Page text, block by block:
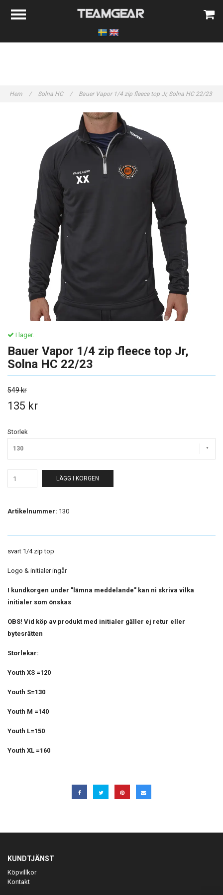
Hem / Solna HC / Bauer Vapor 1/4 zip fleece top Jr, Solna HC 22/23
I lager.
Bauer Vapor 1/4 zip fleece top Jr,
Solna HC 22/23
549 kr
135 kr
Storlek
130
LÄGG I KORGEN
Artikelnummer: 130
svart 1/4 zip top
Logo & initialer ingår
I kundkorgen under "lämna meddelande" kan ni skriva vilka
initialer som önskas
OBS! Vid köp av produkt med initialer gäller ej retur eller
bytesrätten
Storlekar:
Youth XS =120
Youth S=130
Youth M =140
Youth L=150
Youth XL =160
KUNDTJÄNST
Köpvillkor
Kontakt